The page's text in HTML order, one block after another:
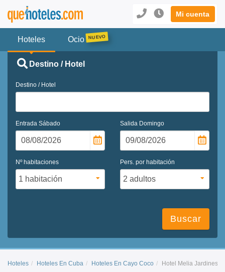
Mi cuenta
Hoteles Ocio
Destino / Hotel
Destino / Hotel
Entrada Sábado Salida Domingo
Nº habitaciones Pers. por habitación
Buscar
Hoteles Hoteles En Cuba Hoteles En Cayo Coco Hotel Melia Jardines